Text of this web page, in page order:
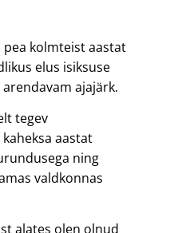
kolmteist aastat
elus isiksuse
ajajärk.
tegev
aastat
ning
valdkonnas
alates olen olnud